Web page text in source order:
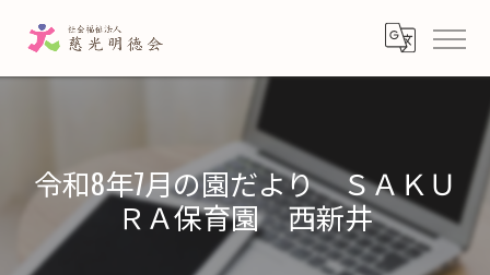
令和8年7月の園だより ＳＡＫＵ
ＲＡ保育園 西新井